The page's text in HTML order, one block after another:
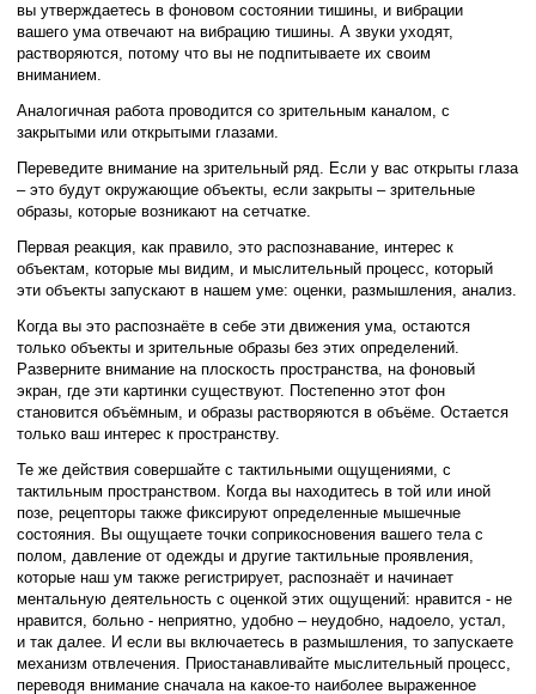
вы утверждаетесь в фоновом состоянии тишины, и вибрации
вашего ума отвечают на вибрацию тишины. А звуки уходят,
растворяются, потому что вы не подпитываете их своим
вниманием.
Аналогичная работа проводится со зрительным каналом, с
закрытыми или открытыми глазами.
Переведите внимание на зрительный ряд. Если у вас открыты глаза
– это будут окружающие объекты, если закрыты – зрительные
образы, которые возникают на сетчатке.
Первая реакция, как правило, это распознавание, интерес к
объектам, которые мы видим, и мыслительный процесс, который
эти объекты запускают в нашем уме: оценки, размышления, анализ.
Когда вы это распознаёте в себе эти движения ума, остаются
только объекты и зрительные образы без этих определений.
Разверните внимание на плоскость пространства, на фоновый
экран, где эти картинки существуют. Постепенно этот фон
становится объёмным, и образы растворяются в объёме. Остается
только ваш интерес к пространству.
Те же действия совершайте с тактильными ощущениями, с
тактильным пространством. Когда вы находитесь в той или иной
позе, рецепторы также фиксируют определенные мышечные
состояния. Вы ощущаете точки соприкосновения вашего тела с
полом, давление от одежды и другие тактильные проявления,
которые наш ум также регистрирует, распознаёт и начинает
ментальную деятельность с оценкой этих ощущений: нравится - не
нравится, больно - неприятно, удобно – неудобно, надоело, устал,
и так далее. И если вы включаетесь в размышления, то запускаете
механизм отвлечения. Приостанавливайте мыслительный процесс,
переводя внимание сначала на какое-то наиболее выраженное